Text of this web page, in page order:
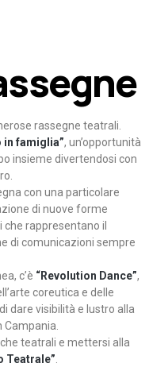
rassegne teatrali.
in famiglia”, un’opportunità
insieme divertendosi con
con una particolare
di nuove forme
rappresentano il
di comunicazioni sempre
c’è “Revolution Dance”,
coreutica e delle
dare visibilità e lustro alla
teatrali e mettersi alla
Teatrale”